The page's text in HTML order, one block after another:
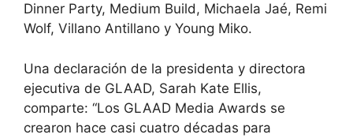
Dinner Party, Medium Build, Michaela Jaé, Remi
Wolf, Villano Antillano y Young Miko.
Una declaración de la presidenta y directora
ejecutiva de GLAAD, Sarah Kate Ellis,
comparte: “Los GLAAD Media Awards se
crearon hace casi cuatro décadas para